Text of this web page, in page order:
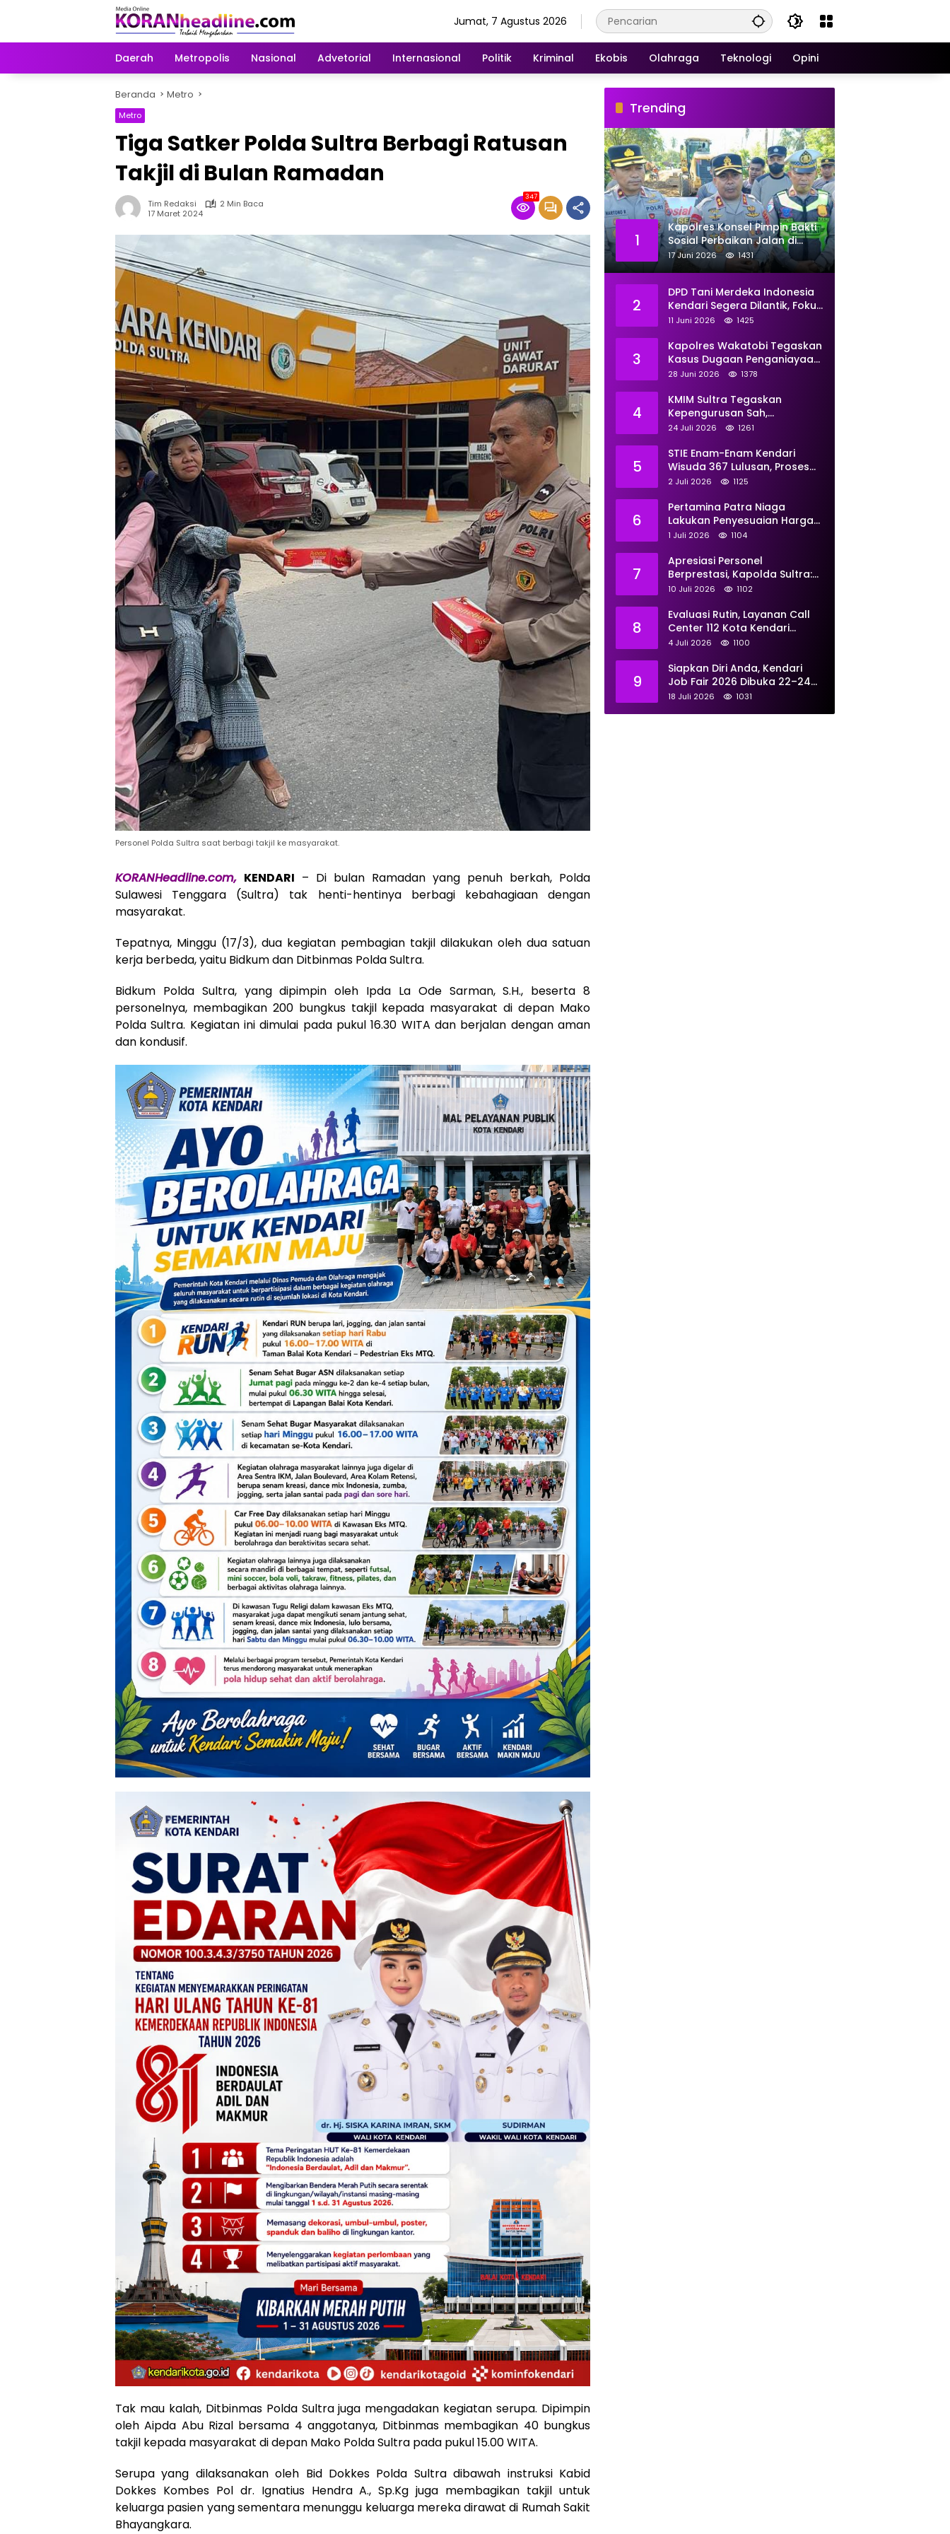
Jumat, 7 Agustus 2026
Daerah Metropolis Nasional Advetorial Internasional Politik Kriminal Ekobis Olahraga Teknologi Opini
Beranda Metro
Metro
Tiga Satker Polda Sultra Berbagi Ratusan
Takjil di Bulan Ramadan
Tim Redaksi
2 Min Baca
17 Maret 2024
347
Personel Polda Sultra saat berbagi takjil ke masyarakat.
KORANHeadline.com, KENDARI – Di bulan Ramadan yang penuh berkah, Polda
Sulawesi Tenggara (Sultra) tak henti-hentinya berbagi kebahagiaan dengan
masyarakat.
Tepatnya, Minggu (17/3), dua kegiatan pembagian takjil dilakukan oleh dua satuan
kerja berbeda, yaitu Bidkum dan Ditbinmas Polda Sultra.
Bidkum Polda Sultra, yang dipimpin oleh Ipda La Ode Sarman, S.H., beserta 8
personelnya, membagikan 200 bungkus takjil kepada masyarakat di depan Mako
Polda Sultra. Kegiatan ini dimulai pada pukul 16.30 WITA dan berjalan dengan aman
dan kondusif.
Tak mau kalah, Ditbinmas Polda Sultra juga mengadakan kegiatan serupa. Dipimpin
oleh Aipda Abu Rizal bersama 4 anggotanya, Ditbinmas membagikan 40 bungkus
takjil kepada masyarakat di depan Mako Polda Sultra pada pukul 15.00 WITA.
Serupa yang dilaksanakan oleh Bid Dokkes Polda Sultra dibawah instruksi Kabid
Dokkes Kombes Pol dr. Ignatius Hendra A., Sp.Kg juga membagikan takjil untuk
keluarga pasien yang sementara menunggu keluarga mereka dirawat di Rumah Sakit
Bhayangkara.
Trending
1
Kapolres Konsel Pimpin Bakti
Sosial Perbaikan Jalan di
Kecamatan Laeya, 19 Titik
Rusak Siap Ditambal
17 Juni 2026 1431
2
DPD Tani Merdeka Indonesia
Kendari Segera Dilantik, Fokus
Perkuat Pemberdayaan
11 Juni 2026 1425
3
Kapolres Wakatobi Tegaskan
Kasus Dugaan Penganiayaan
Dua Remaja oleh Dua
Profesional
28 Juni 2026 1378
4
KMIM Sultra Tegaskan
Kepengurusan Sah,
Peringatkan Klaim Ketua
24 Juli 2026 1261
5
STIE Enam-Enam Kendari
Wisuda 367 Lulusan, Proses
Transformasi Menuju
Kemendiktisaintek
2 Juli 2026 1125
6
Pertamina Patra Niaga
Lakukan Penyesuaian Harga
BBM Non Subsidi Per 1 Juli
1 Juli 2026 1104
7
Apresiasi Personel
Berprestasi, Kapolda Sultra:
Tunjukkan Kompetensi
10 Juli 2026 1102
8
Evaluasi Rutin, Layanan Call
Center 112 Kota Kendari
Tangani 167 Laporan Selama
4 Juli 2026 1100
9
Siapkan Diri Anda, Kendari
Job Fair 2026 Dibuka 22–24
Juli: Sediakan 700 Lowongan
18 Juli 2026 1031